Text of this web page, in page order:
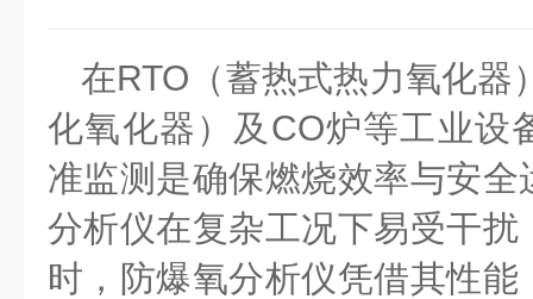
在RTO （蓄热式热力氧化器
化氧化器）及 CO炉等工业设
准监测是确保燃烧效率与安
分析仪在复杂工况下易受干
时，防爆氧分析仪凭借其性